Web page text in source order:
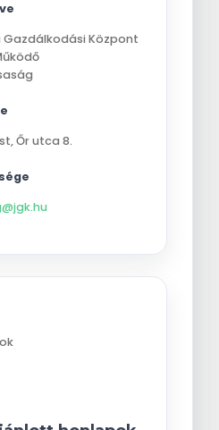
Központ
,Őr utca 8.